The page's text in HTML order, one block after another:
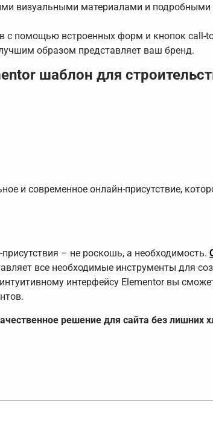
визуальными материалами и подробными
с помощью встроенных форм и кнопок call-
образом представляет ваш бренд.
шаблон для
и современное онлайн-присутствие,
– не роскошь, а необходимость.
все необходимые инструменты для
интерфейсу Elementor вы
решение для сайта без лишних